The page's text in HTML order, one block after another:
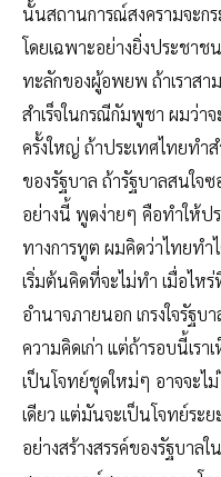
นั้นสถานการณ์สงครามจะก
โดยเฉพาะอย่างยิ่งประชา
ทะลักของผู้อพยพ ถ้าเราสา
สำเร็จในกรณีกัมพูชา ผมว่า
ครั้งใหญ่ ถ้าประเทศไทยทำ
ของรัฐบาล ถ้ารัฐบาลสนใจ
อย่างนี้ พูดง่ายๆ คือทำให้ป
ทางการทูต ผมคิดว่าไทยทำ
เริ่มต้นคิดที่จะไม่ทำ เมื่อไหร่
อำนาจภายนอก เกรงใจรัฐ
ความคิดเก่า แต่ถ้ารอบนี้เ
เป็นโจทย์ชุดใหม่ๆ อาจจะไ
เดียว แต่มันจะเป็นโจทย์ระ
อย่างสร้างสรรค์ของรัฐบา